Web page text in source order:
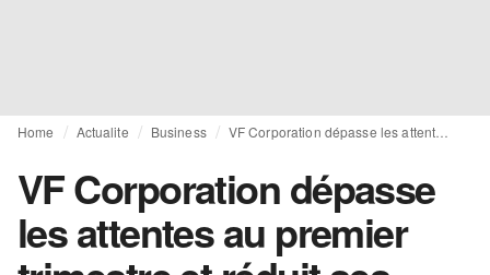
Home Actualite Business
VF Corporation dépasse
les attentes au premier